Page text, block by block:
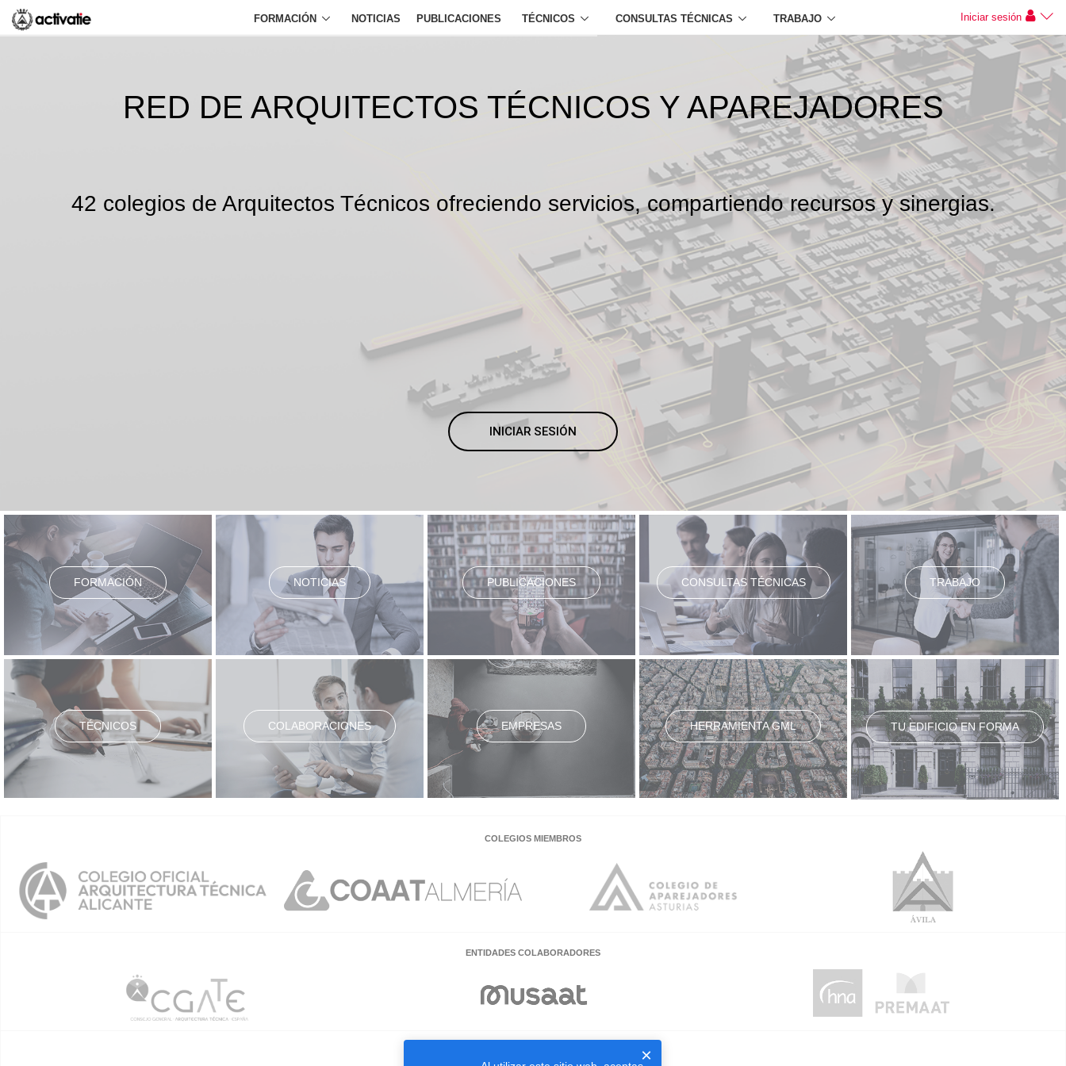
FORMACIÓN NOTICIAS PUBLICACIONES TÉCNICOS CONSULTAS TÉCNICAS TRABAJO Iniciar sesión
RED DE ARQUITECTOS TÉCNICOS Y APAREJADORES
42 colegios de Arquitectos Técnicos ofreciendo servicios, compartiendo recursos y sinergias.
INICIAR SESIÓN
FORMACIÓN NOTICIAS PUBLICACIONES CONSULTAS TÉCNICAS TRABAJO
TÉCNICOS COLABORACIONES EMPRESAS HERRAMIENTA GML TU EDIFICIO EN FORMA
COLEGIOS MIEMBROS
ENTIDADES COLABORADORES
×